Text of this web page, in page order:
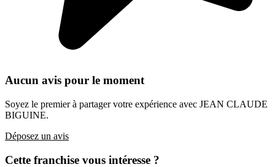
Aucun avis pour le moment
Soyez le premier à partager votre expérience avec JEAN CLAUDE
BIGUINE.
Déposez un avis
Cette franchise vous intéresse ?